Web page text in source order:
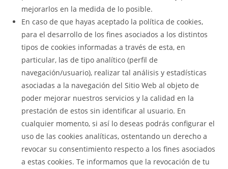
mejorarlos en la medida de lo posible.
En caso de que hayas aceptado la política de cookies,
para el desarrollo de los fines asociados a los distintos
tipos de cookies informadas a través de esta, en
particular, las de tipo analítico (perfil de
navegación/usuario), realizar tal análisis y estadísticas
asociadas a la navegación del Sitio Web al objeto de
poder mejorar nuestros servicios y la calidad en la
prestación de estos sin identificar al usuario. En
cualquier momento, si así lo deseas podrás configurar el
uso de las cookies analíticas, ostentando un derecho a
revocar su consentimiento respecto a los fines asociados
a estas cookies. Te informamos que la revocación de tu